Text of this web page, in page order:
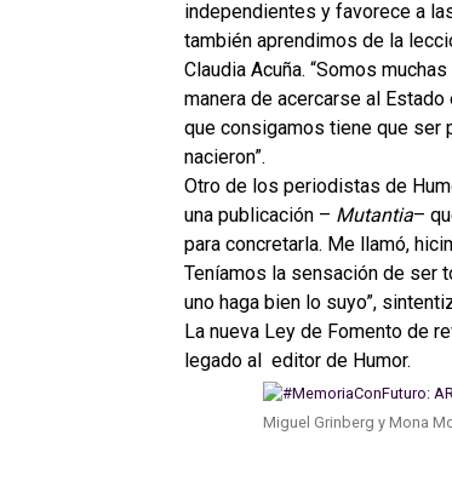
independientes y favorece a
también aprendimos de la
Claudia Acuña. “Somos
manera de acercarse al
que consigamos tiene que ser
nacieron”.
Otro de los periodistas de
una publicación – Mutantia–
para concretarla. Me llamó,
Teníamos la sensación de ser
uno haga bien lo suyo”,
La nueva Ley de Fomento de
legado al editor de Humor.
Miguel Grinberg y Mona